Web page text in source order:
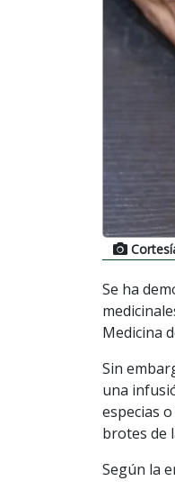
Se ha
Medicina
Sin
una
especias
brotes de
Según la